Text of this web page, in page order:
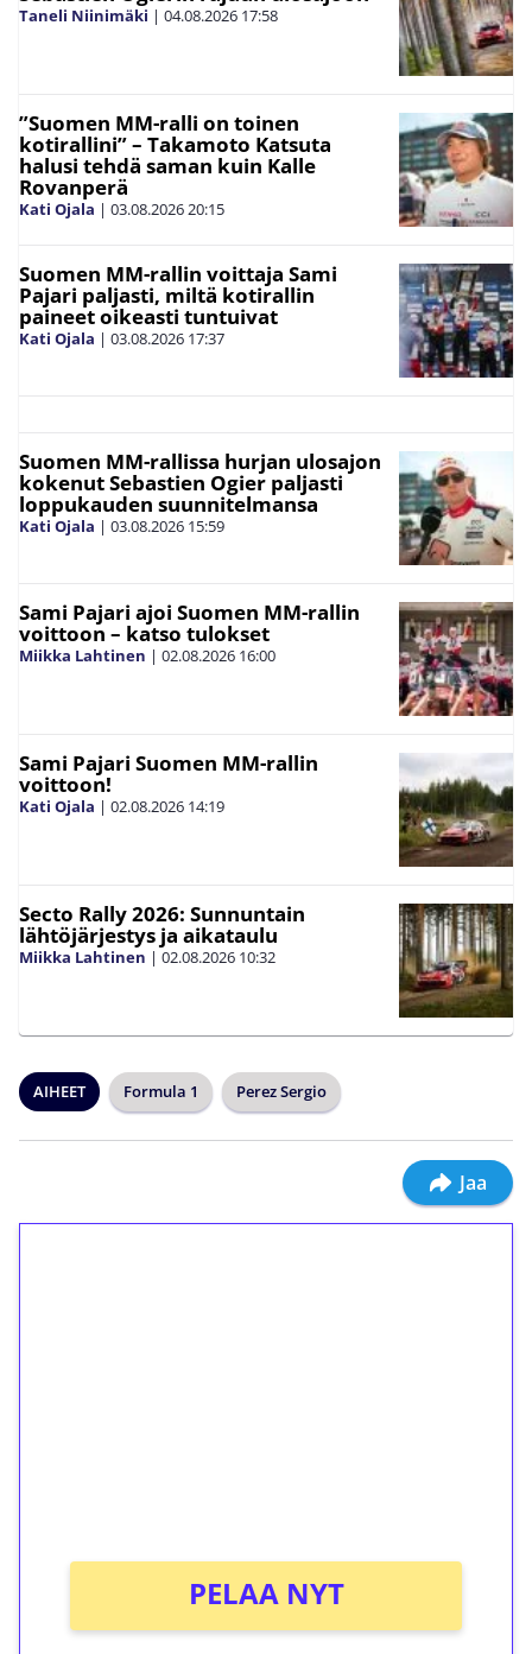
Taneli Niinimäki | 04.08.2026 17:58
”Suomen MM-ralli on toinen
kotirallini” – Takamoto Katsuta
halusi tehdä saman kuin Kalle
Rovanperä
Kati Ojala | 03.08.202620:15
Suomen MM-rallin voittaja Sami
Pajari paljasti, miltä kotirallin
paineet oikeasti tuntuivat
Kati Ojala | 03.08.2026 17:37
Suomen MM-rallissa hurjan ulosajon
kokenut Sebastien Ogier paljasti
loppukauden suunnitelmansa
Kati Ojala | 03.08.2026 15:59
Sami Pajari ajoi Suomen MM-rallin
voittoon – katso tulokset
Miikka Lahtinen | 02.08.2026 16:00
Sami Pajari Suomen MM-rallin
voittoon!
Kati Ojala | 02.08.2026 14:19
Secto Rally 2026: Sunnuntain
lähtöjärjestys ja aikataulu
Miikka Lahtinen | 02.08.2026 10:32
AIHEET Formula 1 Perez Sergio
Jaa
PELAA NYT